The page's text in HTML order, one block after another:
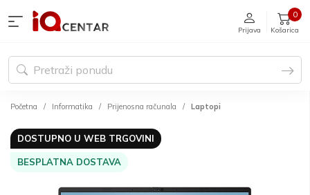
Prijava Košarica
0
Početna Informatika Prijenosna računala Laptopi
DOSTUPNO U WEB TRGOVINI
BESPLATNA DOSTAVA